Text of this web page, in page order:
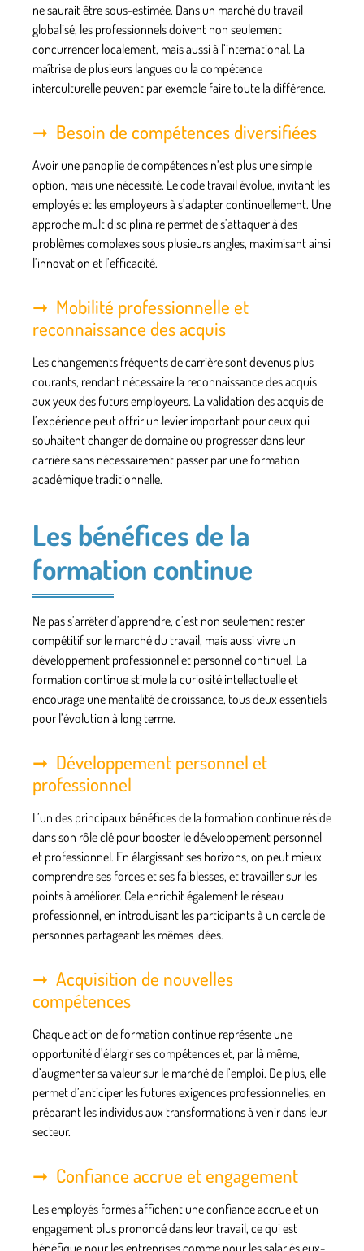
ne saurait être sous-estimée. Dans un marché du travail
globalisé, les professionnels doivent non seulement
concurrencer localement, mais aussi à l’international. La
maîtrise de plusieurs langues ou la compétence
interculturelle peuvent par exemple faire toute la différence.
Besoin de compétences diversifiées
Avoir une panoplie de compétences n’est plus une simple
option, mais une nécessité. Lecode travailévolue, invitant les
employés et les employeurs à s’adapter continuellement. Une
approche multidisciplinaire permet de s’attaquer à des
problèmes complexes sous plusieurs angles, maximisant ainsi
l’innovation et l’efficacité.
Mobilité professionnelle et
reconnaissance des acquis
Les changements fréquents de carrière sont devenus plus
courants, rendant nécessaire la reconnaissance desacquis
aux yeux des futursemployeurs. La validation des acquis de
l’expérience peut offrir un levier important pour ceux qui
souhaitent changer de domaine ou progresser dans leur
carrière sans nécessairement passer par une formation
académique traditionnelle.
Les bénéfices de la
formation continue
Ne pas s’arrêter d’apprendre, c’est non seulement rester
compétitif sur le marché du travail, mais aussi vivre un
développement professionnelet personnel continuel. La
formation continue stimule la curiosité intellectuelle et
encourage une mentalité de croissance, tous deux essentiels
pour l’évolution à long terme.
Développement personnel et
professionnel
L’un des principaux bénéficesde la formation continue réside
dans son rôle clé pour booster le développement personnel
et professionnel. En élargissant ses horizons, on peut mieux
comprendre ses forces et ses faiblesses, et travailler sur les
points à améliorer. Cela enrichit également le réseau
professionnel, en introduisant les participants à un cercle de
personnes partageant les mêmes idées.
Acquisition de nouvelles
compétences
Chaqueaction de formation continue représente une
opportunité d’élargir sescompétenceset, par là même,
d’augmenter sa valeur sur le marché de l’emploi. De plus, elle
permet d’anticiper les futures exigences professionnelles, en
préparant les individus aux transformations à venir dans leur
secteur.
Confiance accrue et engagement
Les employés formés affichent une confiance accrue et un
engagement plus prononcé dans leur travail, ce qui est
bénéfique pour lesentreprisescomme pour les salariés eux-